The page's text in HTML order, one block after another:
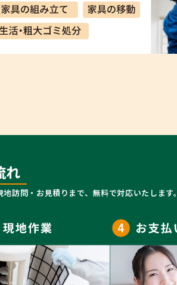
れ
訪問・お見積りまで、無料で対応いたします。